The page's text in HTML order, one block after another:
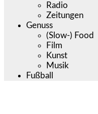
Radio
Zeitungen
Genuss
(Slow-) Food
Film
Kunst
Musik
Fußball